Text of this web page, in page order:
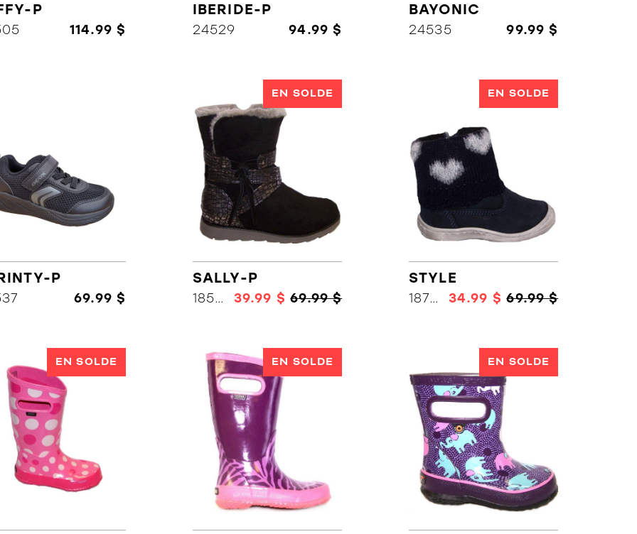
P
114.99 $
IBERIDE-P
24529 94.99 $
BAYONIC
24535 99.99 $
P
69.99 $
EN SOLDE
SALLY-P
18594 39.99 $ 69.99 $
EN SOLDE
STYLE
18758 34.99 $ 69.99 $
EN SOLDE EN SOLDE EN SOLDE